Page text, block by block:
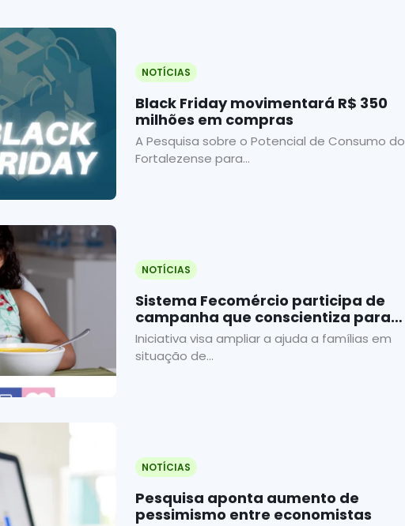
NOTÍCIAS
Black Friday movimentará R$ 350
milhões em compras
A Pesquisa sobre o Potencial de Consumo do
Fortalezense para...
NOTÍCIAS
Sistema Fecomércio participa de
campanha que conscientiza para
doações a entidades que cuidam de
famílias de baixa renda
Iniciativa visa ampliar a ajuda a famílias em
situação de...
NOTÍCIAS
Pesquisa aponta aumento de
pessimismo entre economistas